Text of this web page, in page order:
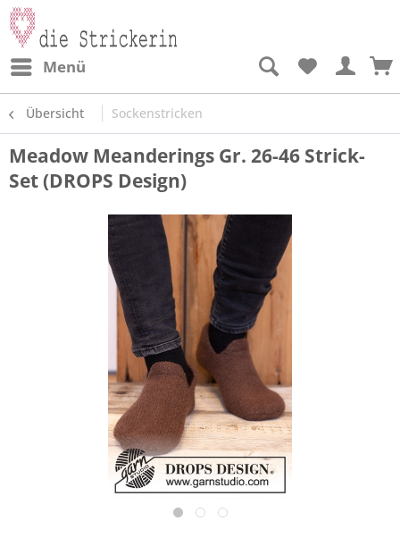
Menü
Übersicht Sockenstricken
Meadow Meanderings Gr. 26-46 Strick-
Set (DROPS Design)